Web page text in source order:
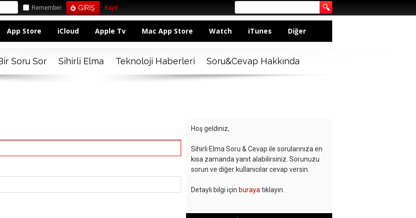
Remember Kayıt
App Store iCloud Apple Tv Mac App Store Watch iTunes Diğer
Soru Sor Sihirli Elma Teknoloji Haberleri Soru&Cevap Hakkında
Hoş geldiniz,
Sihirli Elma Soru & Cevap ile sorularınıza en
kısa zamanda yanıt alabilirsiniz. Sorunuzu
sorun ve diğer kullanıcılar cevap versin.
Detaylı bilgi için buraya tıklayın.